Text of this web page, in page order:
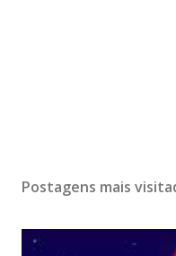
Postagens mais